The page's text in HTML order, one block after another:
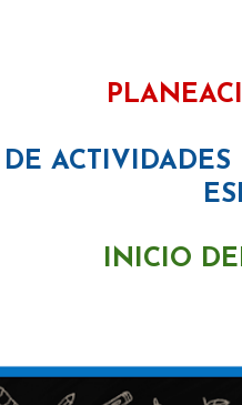
DE
INICIO